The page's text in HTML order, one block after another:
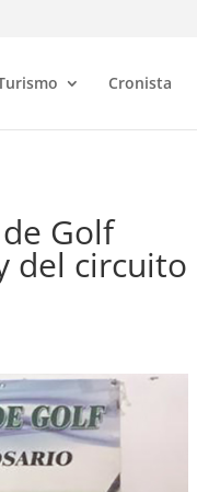
Cronista
Golf
del circuito